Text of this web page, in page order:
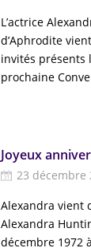
L’actrice
d’Aphrodite
invités présents
prochaine
Joyeux
23 décembre
Alexandra vient
Alexandra
décembre 1972